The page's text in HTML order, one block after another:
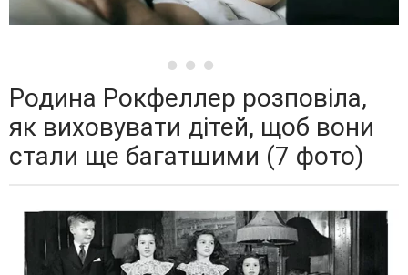
Родина Рокфеллер розповіла,
як виховувати дітей, щоб вони
стали ще багатшими (7 фото)